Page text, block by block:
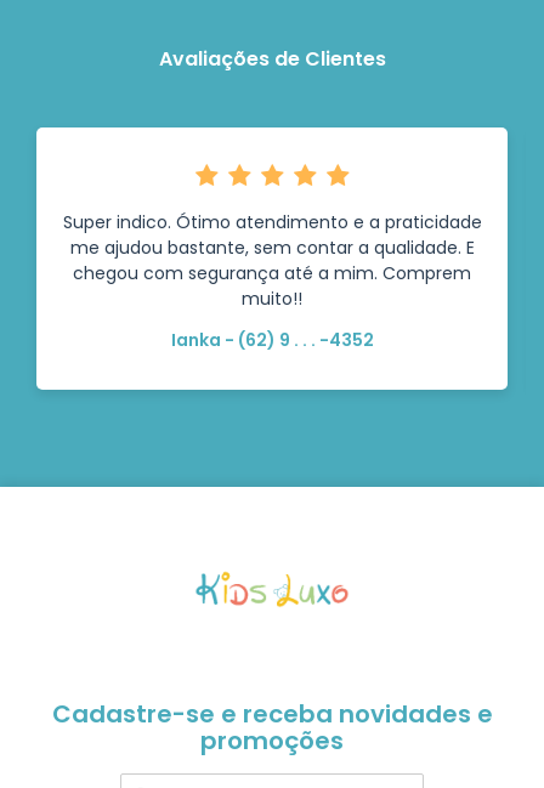
Avaliações de Clientes
Super indico. Ótimo atendimento e a praticidade
me ajudou bastante, sem contar a qualidade. E
chegou com segurança até a mim. Comprem
muito!!
Ianka - (62) 9 . . . -4352
Cadastre-se e receba novidades e
promoções